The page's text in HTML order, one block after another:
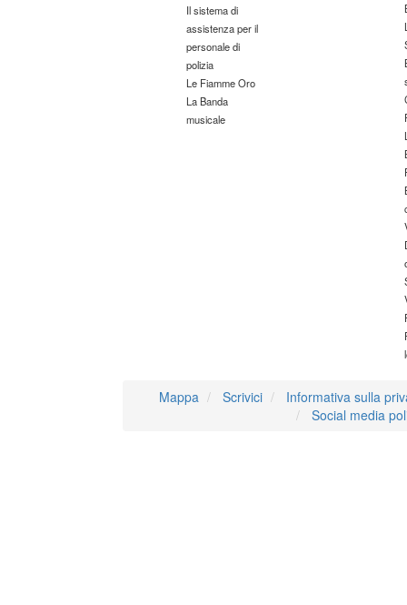
Il sistema di
assistenza per il
personale di
polizia
Le Fiamme Oro
La Banda
musicale
Mappa Scrivici
Informativa sulla
Social media